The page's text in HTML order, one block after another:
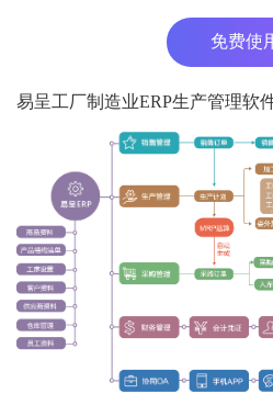
免费使
易呈工厂制造业ERP生产管理软